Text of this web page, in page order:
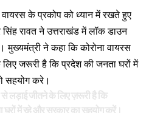
वायरस के प्रकोप को ध्यान में रखते हुए
सिंह रावत ने उत्तराखंड में लॉक डाउन
मुख्यमंत्री ने कहा कि कोरोना वायरस
जरूरी है कि प्रदेश की जनता घरों में
सहयोग करे।
से लड़ाई जीतने के लिए ज़रूरी है कि
घरों में रहे और सरकार का सहयोग करें।